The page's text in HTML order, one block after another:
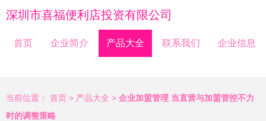
深圳市喜福便利店投资有限公司
首页 企业简介 产品大全 联系我们 企业信息
当前位置： 首页 > 产品大全 > 企业加盟管理 当直营与加盟管控不力
时的调整策略